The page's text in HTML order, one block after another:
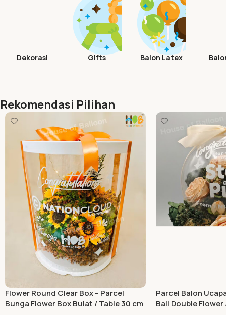
Dekorasi Gifts Balon Latex
Rekomendasi Pilihan
Flower Round Clear Box – Parcel
Bunga Flower Box Bulat / Table 30 cm
Parcel Balon
Ball Double